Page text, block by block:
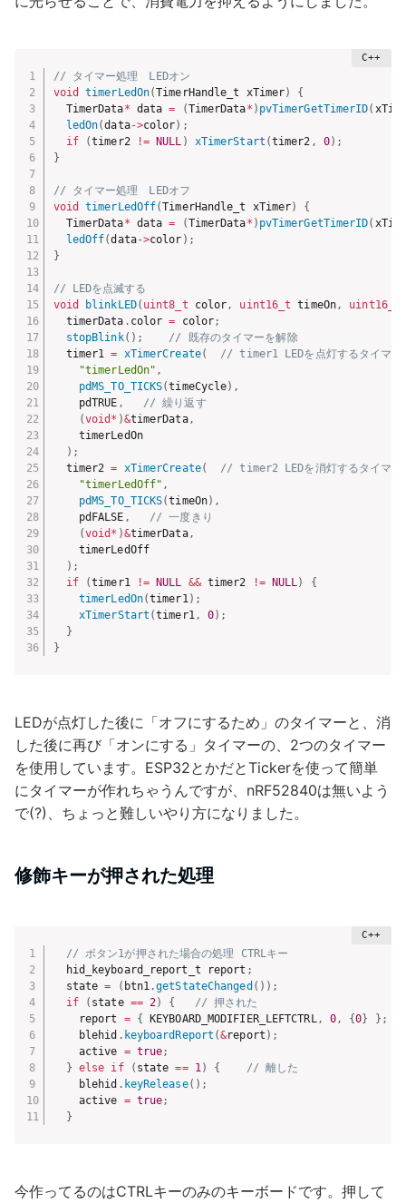
// タイマー処理　LEDオン
void
timerLedOn(TimerHandle_t xTimer)
{
  TimerData
* data = (TimerData* ) pvTimerGetTimerID(
ledOn(data->color) ;
if
(timer2 != NULL ) xTimerStart (timer2 , 0) ;
}
// タイマー処理　LEDオフ
void
timerLedOff(TimerHandle_t xTimer)
{
  TimerData
* data = (TimerData* ) pvTimerGetTimerID(
ledOff(data->color ) ;
}
// LEDを点滅する
void
blinkLED( uint8_t color , uint16_t timeOn, uint16_t
  timerData
. color = color ;
stopBlink( ) ;
// 既存のタイマーを解除
  timer1
= xTimerCreate(
// timer1 LEDを点灯するタイマー
"timerLedOn" ,
pdMS_TO_TICKS(timeCycle) ,
    pdTRUE
,
// 繰り返す
(void * )&timerData,
    timerLedOn
) ;
  timer2
= xTimerCreate(
// timer2 LEDを消灯するタイマー
"timerLedOff" ,
pdMS_TO_TICKS(timeOn) ,
    pdFALSE
,
// 一度きり
(void * )&timerData,
    timerLedOff
) ;
if
(timer1 != NULL && timer2 != NULL )
{
timerLedOn(timer1 ) ;
xTimerStart (timer1 , 0) ;
}
}
LEDが点灯した後に「オフにするため」のタイマーと、消
した後に再び「オンにする」タイマーの、2つのタイマー
を使用しています。ESP32とかだとTickerを使って簡単
にタイマーが作れちゃうんですが、nRF52840は無いよう
で(?)、ちょっと難しいやり方になりました。
修飾キーが押された処理
// ボタン1が押された場合の処理 CTRLキー
  hid_keyboard_report_t report
;
  state
= ( btn1 .getStateChanged ( ) ) ;
if
( state == 2) {
// 押された
    report
= { KEYBOARD_MODIFIER_LEFTCTRL , 0, {0} } ;
    blehid
. keyboardReport (&report ) ;
    active
= true ;
} else if ( state == 1 ) {
// 離した
    blehid
. keyRelease( ) ;
    active
= true ;
}
今作ってるのはCTRLキーのみのキーボードです。押して